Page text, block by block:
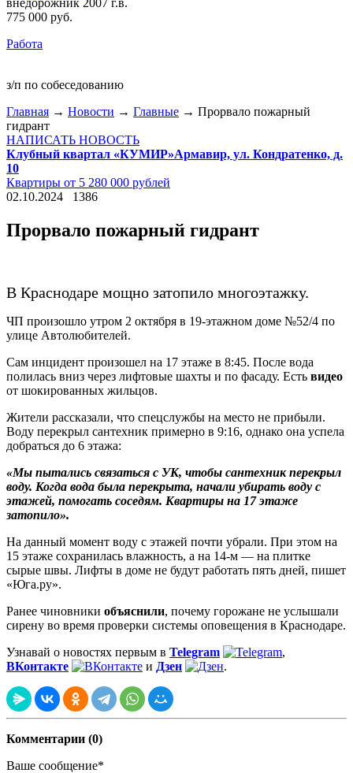
внедорожник 2007 г.в.
775 000 руб.
Работа
з/п по собеседованию
Главная → Новости → Главные → Прорвало пожарный
гидрант
НАПИСАТЬ НОВОСТЬ
Клубный квартал «КУМИР»Армавир, ул. Кондратенко, д.
10
Квартиры от 5 280 000 рублей
02.10.2024
1386
Прорвало пожарный гидрант
В Краснодаре мощно затопило многоэтажку.
ЧП произошло утром 2 октября в 19-этажном доме №52/4 по
улице Автолюбителей.
Сам инцидент произошел на 17 этаже в 8:45. После вода
полилась вниз через лифтовые шахты и по фасаду. Есть видео
от шокированных жильцов.
Жители рассказали, что спецслужбы на место не прибыли.
Воду перекрыл сантехник примерно в 9:16, однако она успела
добраться до 6 этажа:
«Мы пытались связаться с УК, чтобы сантехник перекрыл
воду. Когда вода была перекрыта, начали убирать воду с
этажей, помогать соседям. Квартиры на 17 этаже
затопило».
На данный момент воду с этажей почти убрали. При этом на
15 этаже сохранилась влажность, а на 14-м — на плитке
сырые швы. Лифты в доме не будут работать пять дней, пишет
«Юга.ру».
Ранее чиновники объяснили, почему горожане не услышали
сирену во время проверки системы оповещения в Краснодаре.
Узнавай о новостях первым в Telegram
,
ВКонтакте
и Дзен .
Комментарии (0)
Ваше сообщение*